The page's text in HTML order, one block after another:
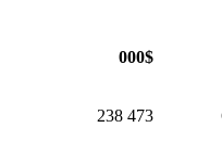
000$
238 473